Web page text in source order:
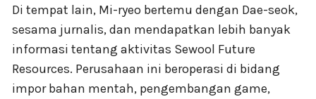
Di tempat lain, Mi-ryeo bertemu dengan Dae-seok,
sesama jurnalis, dan mendapatkan lebih banyak
informasi tentang aktivitas Sewool Future
Resources. Perusahaan ini beroperasi di bidang
impor bahan mentah, pengembangan game,